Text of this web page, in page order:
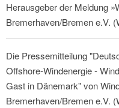
Herausgeber der Meldung
Bremerhaven/Bremen e.V.
Die Pressemitteilung
Offshore-Windenergie -
Gast in Dänemark" von
Bremerhaven/Bremen e.V.